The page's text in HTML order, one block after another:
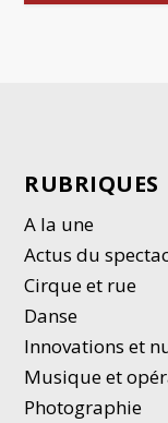
RUBRIQUES
A la une
Actus du
Cirque et rue
Danse
Innovations et
Musique et
Photographie